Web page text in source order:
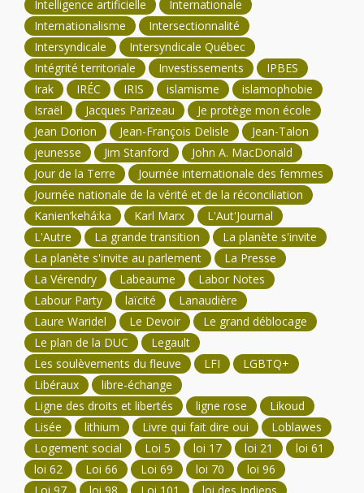
Intelligence artificielle
Internationale
Internationalisme
Intersectionnalité
Intersyndicale
Intersyndicale Québec
Intégrité territoriale
Investissements
IPBES
Irak
IRÉC IRIS islamisme
islamophobie
Israël
Jacques Parizeau
Je protège mon école
Jean Dorion
Jean-François Delisle
Jean-Talon
jeunesse
Jim Stanford
John A. MacDonald
Jour de la Terre
Journée internationale des femmes
Journée nationale de la vérité et de la réconciliation
Kanien’kehá:ka
Karl Marx
L'Aut'Journal
L'Autre
La grande transition
La planète s'invite
La planète s'invite au parlement
La Presse
La Vérendry
Labeaume
Labor Notes
Labour Party
laïcité
Lanaudière
Laure Waridel
Le Devoir
Le grand déblocage
Le plan de la DUC
Legault
Les soulèvements du fleuve
LFI
LGBTQ+
Libéraux
libre-échange
Ligne des droits et libertés
ligne rose
Likoud
Lisée
lithium Livre qui fait dire oui
Loblawes
Logement social
Loi 5 loi 17 loi 21
loi 61
loi 62
Loi 66 Loi 69 loi 70
loi 96
Loi 97
loi 98 Loi 101 loi des Indiens